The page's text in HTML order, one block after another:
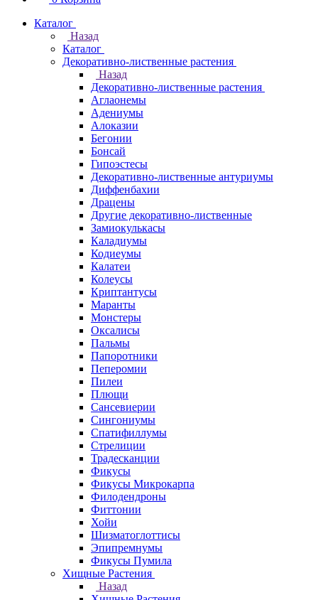
Каталог
Назад
Каталог
Декоративно-лиственные растения
Назад
Декоративно-лиственные растения
Аглаонемы
Адениумы
Алоказии
Бегонии
Бонсай
Гипоэстесы
Декоративно-лиственные антуриумы
Диффенбахии
Драцены
Другие декоративно-лиственные
Замиокулькасы
Каладиумы
Кодиеумы
Калатеи
Колеусы
Криптантусы
Маранты
Монстеры
Оксалисы
Пальмы
Папоротники
Пеперомии
Пилеи
Плющи
Сансевиерии
Сингониумы
Спатифиллумы
Стрелиции
Традесканции
Фикусы
Фикусы Микрокарпа
Филодендроны
Фиттонии
Хойи
Шизматоглоттисы
Эпипремнумы
Фикусы Пумила
Хищные Растения
Назад